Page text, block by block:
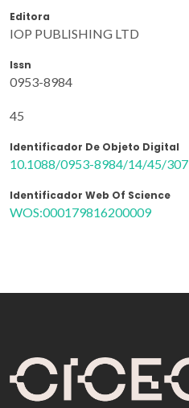
Editora
IOP PUBLISHING LTD
Issn
0953-8984
45
Identificador De Objeto Digital
10.1088/0953-8984/14/45/307
Identificador Web Of Science
WOS:000179816200009